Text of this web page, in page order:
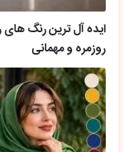
روزمره و مهمانی